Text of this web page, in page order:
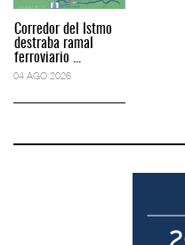
Corredor del Istmo
destraba ramal
ferroviario ...
04 AGO 2026